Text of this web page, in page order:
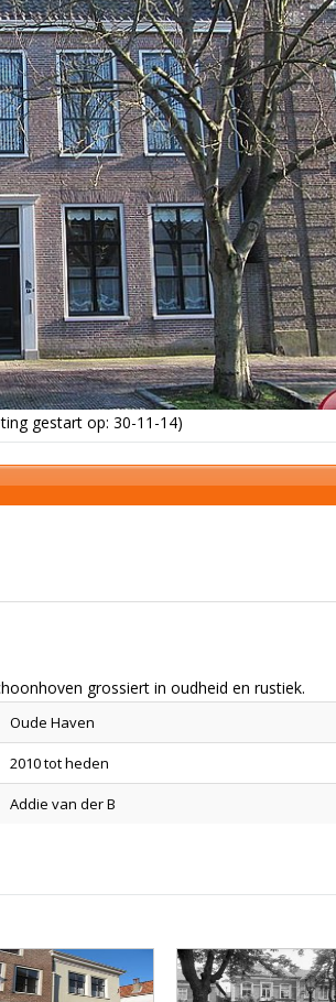
gestart op: 30-11-14)
grossiert in oudheid en rustiek.
Oude Haven
2010 tot heden
Addie van der B